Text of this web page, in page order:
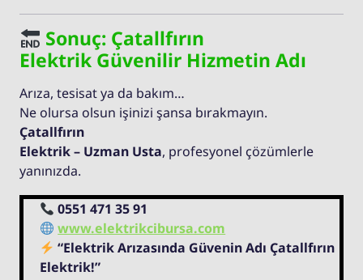
Sonuç: Çatallfırın
Elektrik Güvenilir Hizmetin Adı
Arıza, tesisat ya da bakım…
Ne olursa olsun işinizi şansa bırakmayın.
Çatallfırın
Elektrik – Uzman Usta, profesyonel çözümlerle
yanınızda.
0551 471 35 91
www.elektrikcibursa.com
“Elektrik Arızasında Güvenin Adı Çatallfırın
Elektrik!”